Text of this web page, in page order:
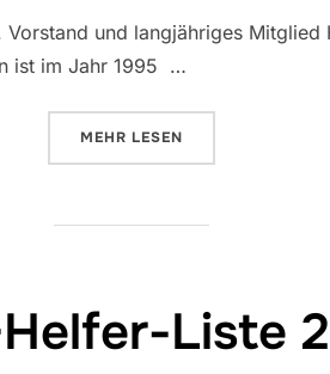
und langjähriges
ist im Jahr 1995 …
MEHR ÜBER „WIR TRAUERN
LESEN
Liste